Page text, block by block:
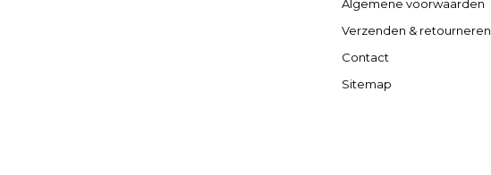
Algemene voorwaarden
Verzenden & retourneren
Contact
Sitemap